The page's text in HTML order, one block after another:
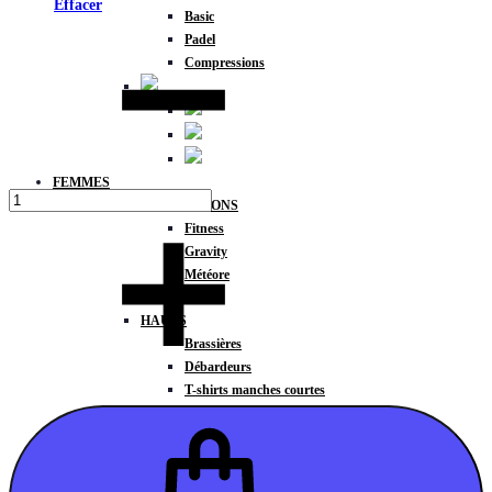
Basic
Padel
Compressions
FEMMES
COLLECTIONS
Fitness
Gravity
Météore
HAUTS
Brassières
Débardeurs
T-shirts manches courtes
Sweat-shirts
Sweats à capuche
Sweats à capuche zippé
Effacer